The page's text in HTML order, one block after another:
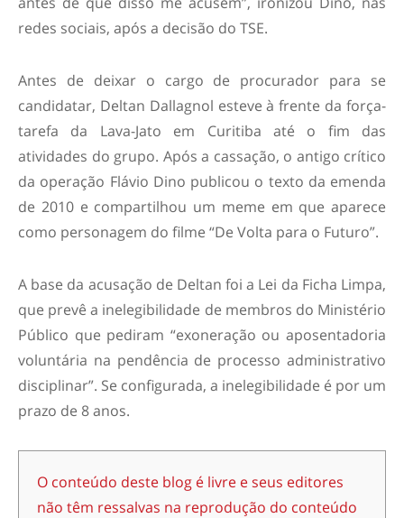
redes sociais, após a decisão do TSE.
Antes de deixar o cargo de procurador para se
candidatar, Deltan Dallagnol esteve à frente da força-
tarefa da Lava-Jato em Curitiba até o fim das
atividades do grupo. Após a cassação, o antigo crítico
da operação Flávio Dino publicou o texto da emenda
de 2010 e compartilhou um meme em que aparece
como personagem do filme “De Volta para o Futuro”.
A base da acusação de Deltan foi a Lei da Ficha Limpa,
que prevê a inelegibilidade de membros do Ministério
Público que pediram “exoneração ou aposentadoria
voluntária na pendência de processo administrativo
disciplinar”. Se configurada, a inelegibilidade é por um
prazo de 8 anos.
O conteúdo deste blog é livre e seus editores
não têm ressalvas na reprodução do conteúdo